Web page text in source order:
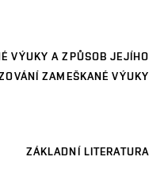
VÝUKY A ZPŮSOB JEJÍHO
ZAMEŠKANÉ VÝUKY
ZÁKLADNÍ LITERATURA